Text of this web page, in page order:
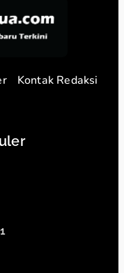
Kontak Redaksi